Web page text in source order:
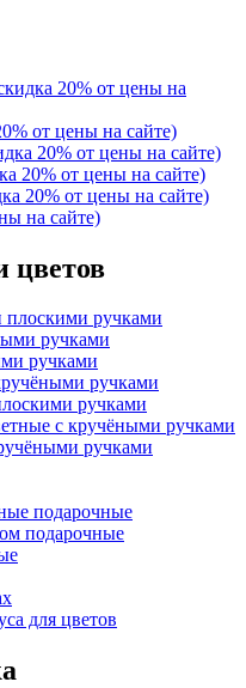
20% от цены на
от цены на сайте)
20% от цены на сайте)
20% от цены на сайте)
20% от цены на сайте)
на сайте)
цветов
ручками
ручками
ручками
ручками
ручками
с кручёными ручками
ручками
подарочные
подарочные
для цветов